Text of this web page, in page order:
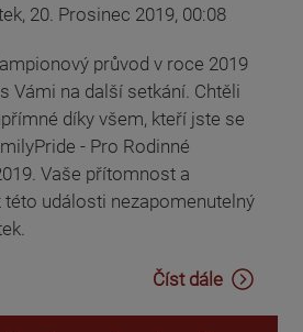
20. Prosinec 2019, 00:08
průvod v roce 2019
Vámi na další setkání. Chtěli
díky všem, kteří jste se
- Pro Rodinné
Vaše přítomnost a
této události nezapomenutelný
Číst dále